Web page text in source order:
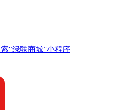
“绿联商城”小程序